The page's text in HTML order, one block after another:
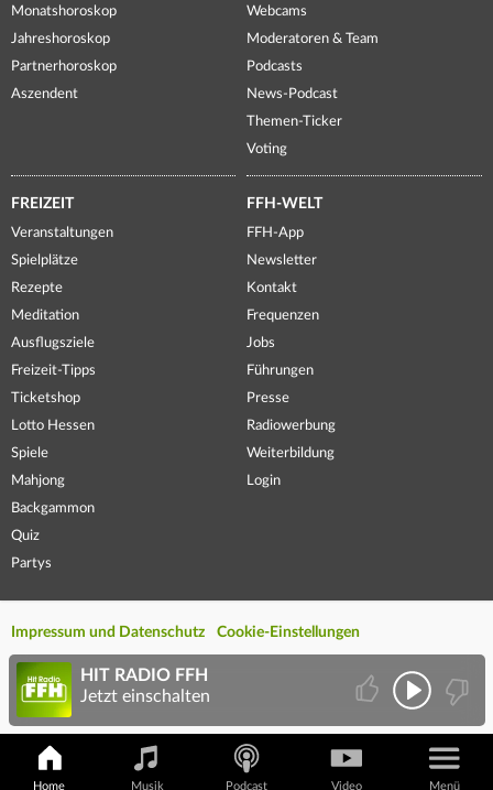
Monatshoroskop
Jahreshoroskop
Partnerhoroskop
Aszendent
Webcams
Moderatoren & Team
Podcasts
News-Podcast
Themen-Ticker
Voting
FREIZEIT
Veranstaltungen
Spielplätze
Rezepte
Meditation
Ausflugsziele
Freizeit-Tipps
Ticketshop
Lotto Hessen
Spiele
Mahjong
Backgammon
Quiz
Partys
FFH-WELT
FFH-App
Newsletter
Kontakt
Frequenzen
Jobs
Führungen
Presse
Radiowerbung
Weiterbildung
Login
Impressum und Datenschutz Cookie-Einstellungen
Home Musik Podcast Video Menü
HIT RADIO FFH
Jetzt einschalten